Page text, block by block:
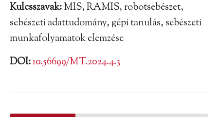
Kulcsszavak:MIS, RAMIS, robotsebészet,
sebészeti adattudomány, gépi tanulás, sebészeti
munkafolyamatok elemzése
DOI:10.56699/MT.2024.4.3